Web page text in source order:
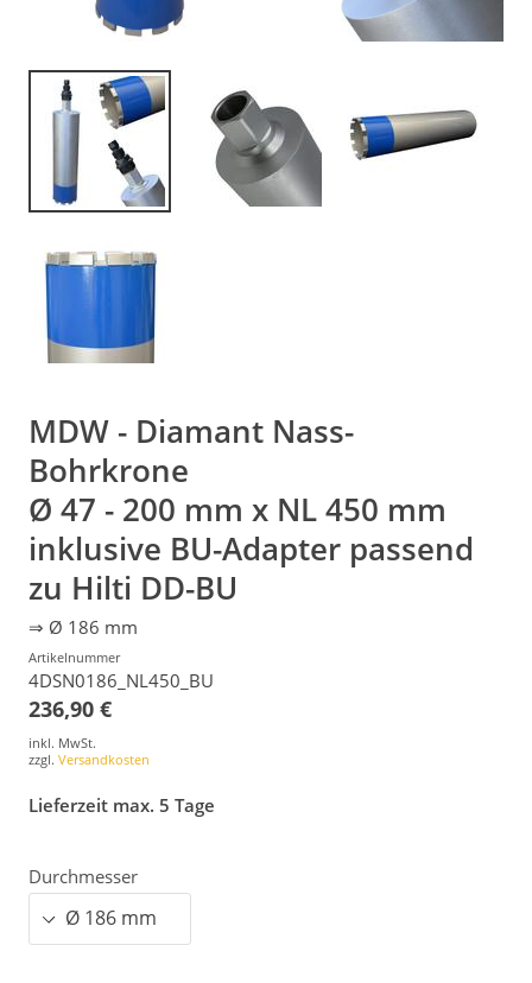
MDW - Diamant Nass-
Bohrkrone
Ø 47 - 200 mm x NL 450 mm
inklusive BU-Adapter passend
zu Hilti DD-BU
⇒ Ø 186 mm
Artikelnummer
4DSN0186_NL450_BU
236,90 €
inkl. MwSt.
zzgl. Versandkosten
Lieferzeit max. 5 Tage
Durchmesser